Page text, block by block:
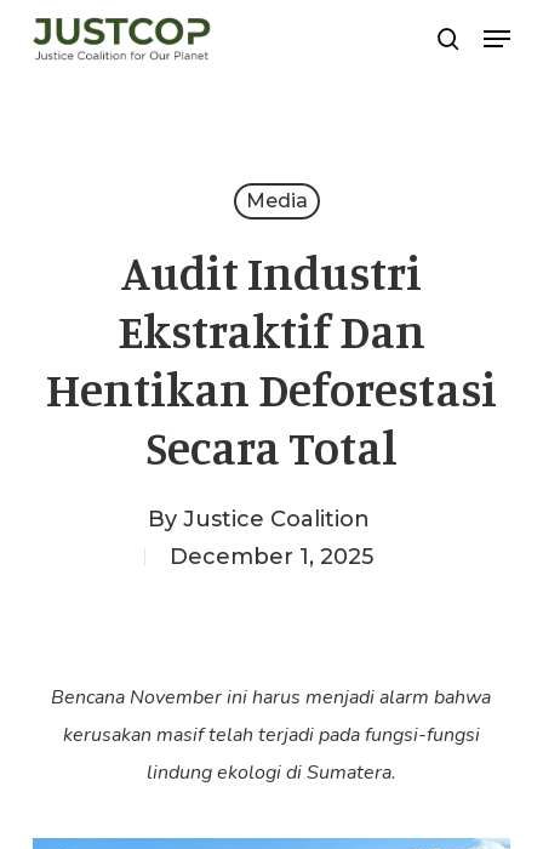
Skip
search
Media
Audit Industri
Ekstraktif Dan
Hentikan Deforestasi
Secara Total
By Justice Coalition
December 1, 2025
Bencana November ini harus menjadi alarm bahwa
kerusakan masif telah terjadi pada fungsi-fungsi
lindung ekologi di Sumatera.